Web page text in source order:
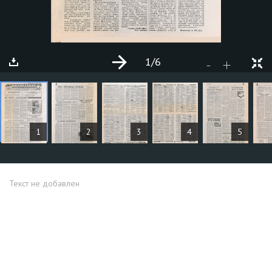
1 2 3 4 5
- +
1/6
СТАТЬИ
Текст не добавлен